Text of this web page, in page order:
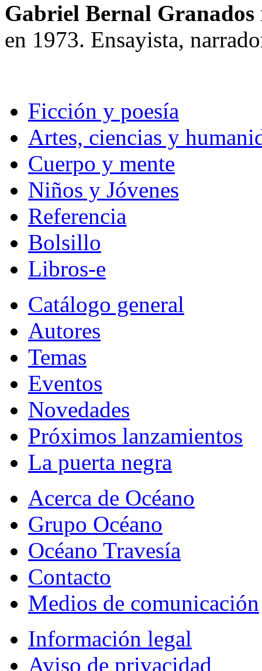
Gabriel Bernal Granados
en 1973. Ensayista,
Ficción y poesía
Artes, ciencias y
Cuerpo y mente
Niños y Jóvenes
Referencia
Bolsillo
Libros-e
Catálogo general
Autores
Temas
Eventos
Novedades
Próximos lanzamientos
La puerta negra
Acerca de Océano
Grupo Océano
Océano Travesía
Contacto
Medios de comunicación
Información legal
Aviso de privacidad